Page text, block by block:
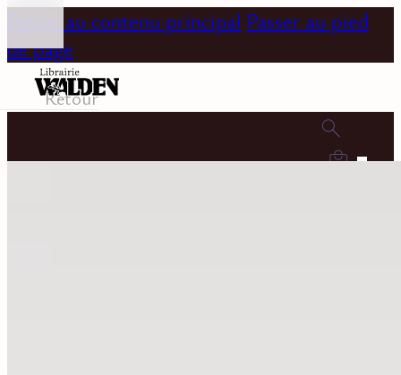
Passer au contenu principal Passer au pied
de page
0
Retour